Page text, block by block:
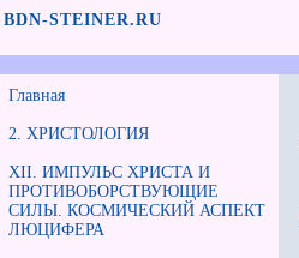
BDN-STEINER.RU
Главная
2. ХРИСТОЛОГИЯ
XII. ИМПУЛЬС ХРИСТА И
ПРОТИВОБОРСТВУЮЩИЕ
СИЛЫ. КОСМИЧЕСКИЙ АСПЕКТ
ЛЮЦИФЕРА